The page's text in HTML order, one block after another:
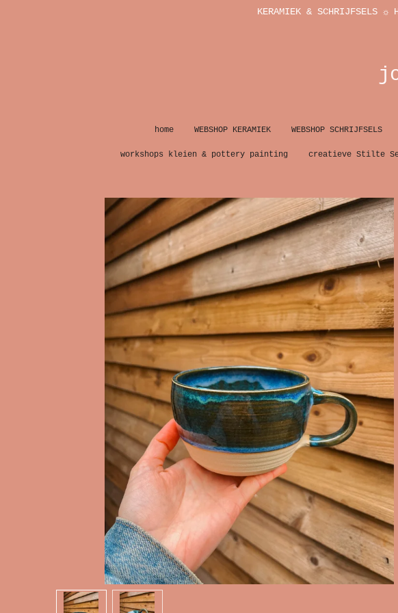
KERAMIEK &
home WEBSHOP KERAMIEK WEBSHOP SCHRIJFSELS
workshops kleien & pottery painting creatieve Stilte